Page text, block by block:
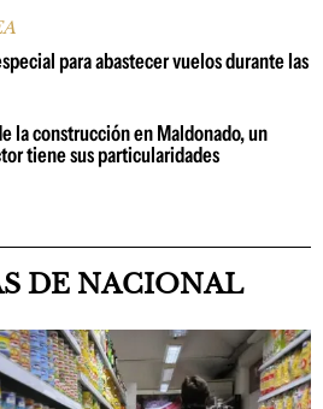
para abastecer vuelos durante las
la construcción en Maldonado, un
tiene sus particularidades
DE NACIONAL